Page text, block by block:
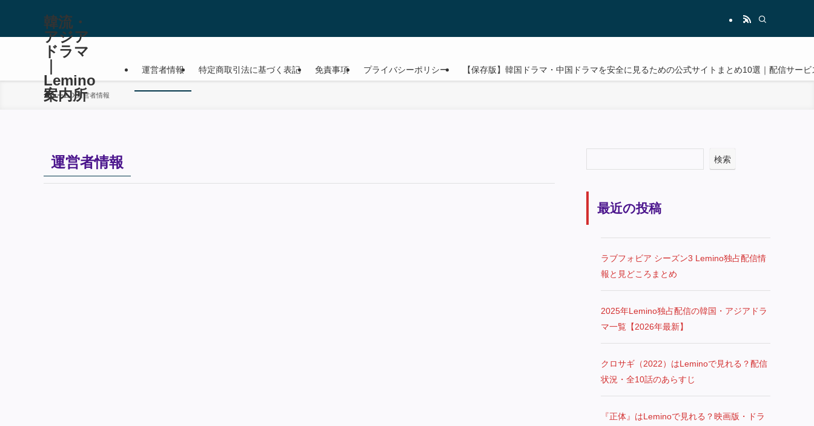
韓流・
アジア
ドラマ
Lemino
案内所
運営者情報 特定商取引法に基づく表記 免責事項 プライバシーポリシー 【保存版】韓国ドラマ・中国ドラマを安全に見るための公式サイトまとめ10選｜配信サー
ホーム 運営者情報
運営者情報 検索
最近の投稿
ラブフォビア シーズン3 Lemino独占配信情
報と見どころまとめ
2025年Lemino独占配信の韓国・アジアドラ
マ一覧【2026年最新】
クロサギ（2022）はLeminoで見れる？配信
状況・全10話のあらすじ
『正体』はLeminoで見れる？映画版・ドラ